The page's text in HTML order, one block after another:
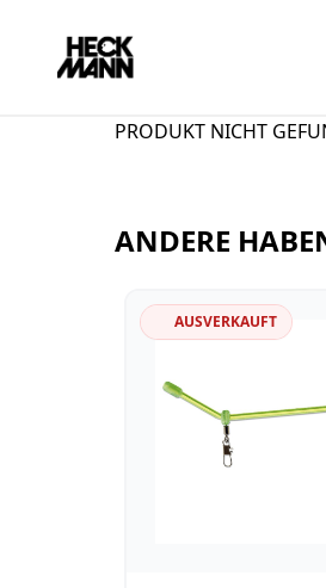
PRODUKT NICHT
ANDERE
AUSVERKAUFT